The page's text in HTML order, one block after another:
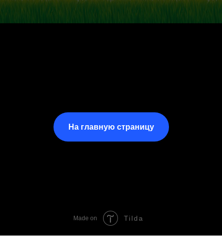
На главную страницу
Made on Tilda